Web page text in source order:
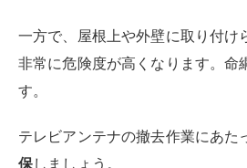
八木式アンテナの場合
八木式アンテナとは、魚の骨のよ
るアンテナです。